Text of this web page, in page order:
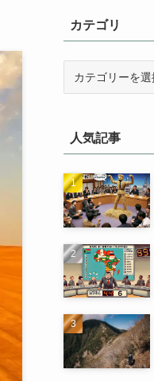
カテゴリ
人気記事